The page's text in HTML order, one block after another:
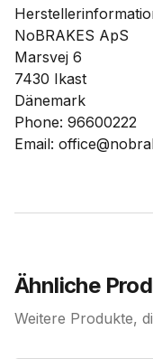
NoBRAKES ApS
Marsvej 6
7430 Ikast
Dänemark
Phone: 96600222
Email:
Ähnliche
Weitere Produkte,